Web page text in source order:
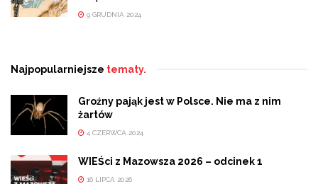
9 GRUDNIA 2024
Najpopularniejsze tematy.
Groźny pająk jest w Polsce. Nie ma z nim
żartów
4 CZERWCA 2024
WIEŚci z Mazowsza 2026 – odcinek 1
16 LIPCA 2026